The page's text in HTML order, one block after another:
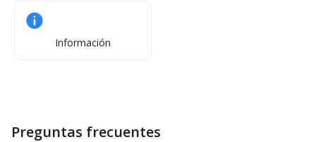
Información
Preguntas frecuentes